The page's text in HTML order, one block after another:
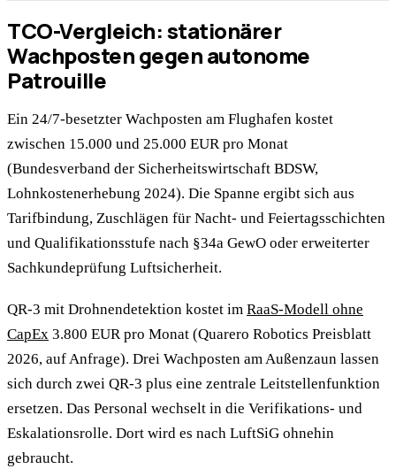
TCO-Vergleich: stationärer
Wachposten gegen autonome
Patrouille
Ein 24/7-besetzter Wachposten am Flughafen kostet
zwischen 15.000 und 25.000 EUR pro Monat
(Bundesverband der Sicherheitswirtschaft BDSW,
Lohnkostenerhebung 2024). Die Spanne ergibt sich aus
Tarifbindung, Zuschlägen für Nacht- und Feiertagsschichten
und Qualifikationsstufe nach §34a GewO oder erweiterter
Sachkundeprüfung Luftsicherheit.
QR-3 mit Drohnendetektion kostet im RaaS-Modell ohne
CapEx 3.800 EUR pro Monat (Quarero Robotics Preisblatt
2026, auf Anfrage). Drei Wachposten am Außenzaun lassen
sich durch zwei QR-3 plus eine zentrale Leitstellenfunktion
ersetzen. Das Personal wechselt in die Verifikations- und
Eskalationsrolle. Dort wird es nach LuftSiG ohnehin
gebraucht.